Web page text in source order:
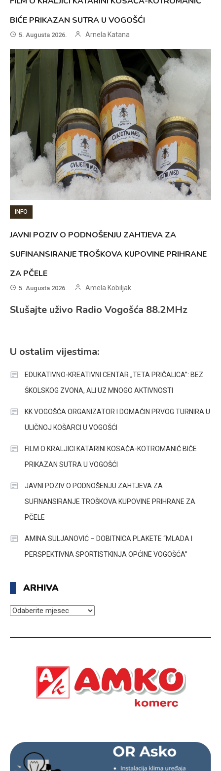
BIĆE PRIKAZAN SUTRA U VOGOŠĆI
5. Augusta 2026. Arnela Katana
INFO
JAVNI POZIV O PODNOŠENJU ZAHTJEVA ZA
SUFINANSIRANJE TROŠKOVA KUPOVINE PRIHRANE
ZA PČELE
5. Augusta 2026. Amela Kobiljak
Slušajte uživo Radio Vogošća 88.2MHz
U ostalim vijestima:
EDUKATIVNO-KREATIVNI CENTAR „TETA PRIČALICA”: BEZ
ŠKOLSKOG ZVONA, ALI UZ MNOGO AKTIVNOSTI
KK VOGOŠĆA ORGANIZATOR I DOMAĆIN PRVOG TURNIRA U
ULIČNOJ KOŠARCI U VOGOŠĆI
FILM O KRALJICI KATARINI KOSAČA-KOTROMANIĆ BIĆE
PRIKAZAN SUTRA U VOGOŠĆI
JAVNI POZIV O PODNOŠENJU ZAHTJEVA ZA
SUFINANSIRANJE TROŠKOVA KUPOVINE PRIHRANE ZA
PČELE
AMINA SULJANOVIĆ – DOBITNICA PLAKETE “MLADA I
PERSPEKTIVNA SPORTISTKINJA OPĆINE VOGOŠĆA”
ARHIVA
ARHIVA